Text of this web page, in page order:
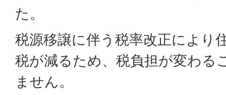
た。
税源移譲に伴う税率改正により
税が減るため、税負担が変わる
ません。